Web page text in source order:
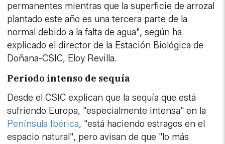
permanentes mientras que la superficie de arrozal
plantado este año es una tercera parte de la
normal debido a la falta de agua", según ha
explicado el director de la Estación Biológica de
Doñana-CSIC, Eloy Revilla.
Periodo intenso de sequía
Desde el CSIC explican que la sequía que está
sufriendo Europa, "especialmente intensa" en la
Península Ibérica, "está haciendo estragos en el
espacio natural", pero avisan de que "lo más